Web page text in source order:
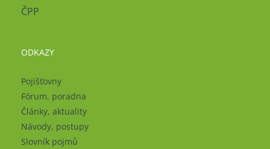
ČPP
ODKAZY
Pojišťovny
Fórum, poradna
Články, aktuality
Návody, postupy
Slovník pojmů